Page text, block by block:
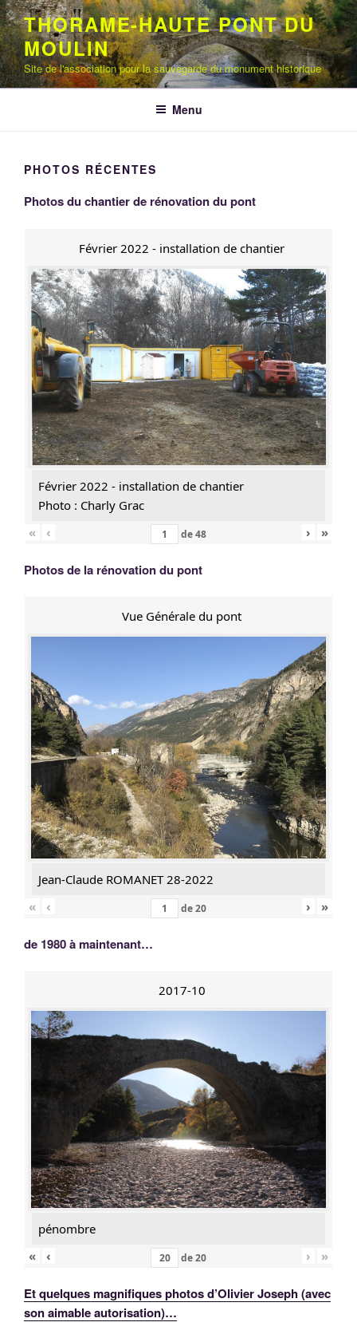
Aller
au
contenu
principal
THORAME-HAUTE PONT DU
MOULIN
Site de l'association pour la sauvegarde du monument historique
Menu
PHOTOS RÉCENTES
Photos du chantier de rénovation du pont
Février 2022 - installation de chantier
Février 2022 - installation de chantier
Photo : Charly Grac
«
‹ de48 › »
Photos de la rénovation du pont
Vue Générale du pont
Jean-Claude ROMANET 28-2022
«
‹ de20 › »
de 1980 à maintenant…
2017-10
pénombre
«
‹ de20 › »
Et quelques magnifiques photos d’Olivier Joseph (avec
son aimable autorisation)…